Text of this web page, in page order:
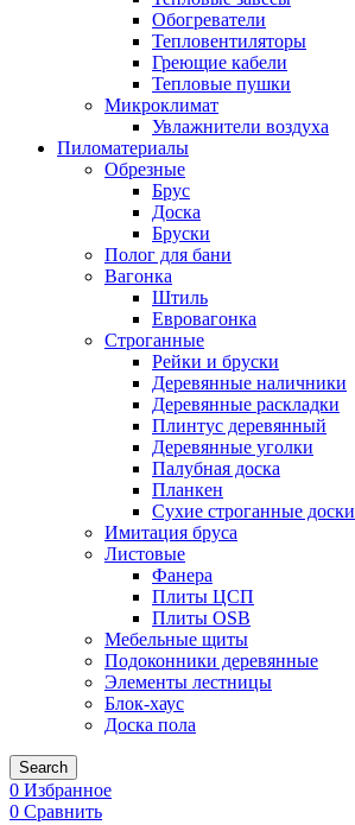
Обогреватели
Тепловентиляторы
Греющие кабели
Тепловые пушки
Микроклимат
Увлажнители воздуха
Пиломатериалы
Обрезные
Брус
Доска
Бруски
Полог для бани
Вагонка
Штиль
Евровагонка
Строганные
Рейки и бруски
Деревянные наличники
Деревянные раскладки
Плинтус деревянный
Деревянные уголки
Палубная доска
Планкен
Сухие строганные доски
Имитация бруса
Листовые
Фанера
Плиты ЦСП
Плиты OSB
Мебельные щиты
Подоконники деревянные
Элементы лестницы
Блок-хаус
Доска пола
Search
0 Избранное
0 Сравнить